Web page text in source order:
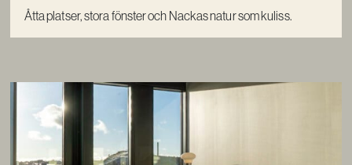
Åtta platser, stora fönster och Nackas natur som kuliss.